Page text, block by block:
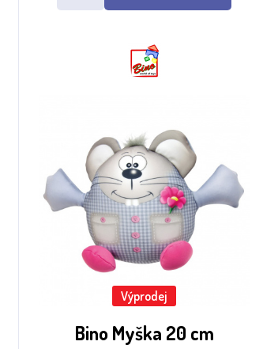
Výprodej
Bino Myška 20 cm